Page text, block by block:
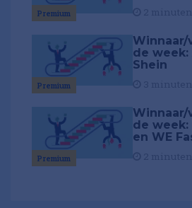
Premium
Premium
Winnaar/
de week:
Shein
Premium
Winnaar/
de week:
en WE